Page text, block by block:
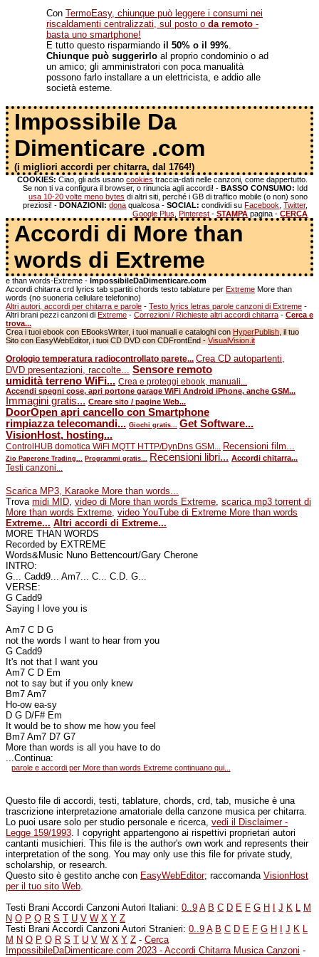
Con TermoEasy, chiunque può leggere i consumi nei
riscaldamenti centralizzati, sul posto o da remoto -
basta uno smartphone!
E tutto questo risparmiando il 50% o il 99%.
Chiunque può suggerirlo al proprio condominio o ad
un amico; gli amministratori con poca manualità
possono farlo installare a un elettricista, e addio alle
società esterne.
Impossibile Da
Dimenticare .com
(i migliori accordi per chitarra, dal 1764!)
COOKIES: Ciao, gli ads usanocookies traccia-dati nelle canzoni, come dappertutto.
Se non ti va configura il browser, o rinuncia agli accordi! -BASSO CONSUMO: Idd
usa 10-20 volte meno bytes di altri siti, perché i GB di traffico mobile (o non) sono
preziosi! -DONAZIONI: dona qualcosa -SOCIAL: condividi suFacebook ,Twitter,
Google Plus ,Pinterest -STAMPA pagina -CERCA
Accordi di More than
words di Extreme
e than words-Extreme - ImpossibileDaDimenticare.com
Accordi chitarra crd lyrics tab spartiti chords testo tablature per Extreme More than
words (no suoneria cellulare telefonino)
Altri autori, accordi per chitarra e parole - Testo lyrics letras parole canzoni di Extreme -
Altri brani pezzi canzoni di Extreme - Correzioni / Richieste altri accordi chitarra - Cerca e
trova...
Crea i tuoi ebook con EBooksWriter, i tuoi manuali e cataloghi con HyperPublish , il tuo
Sito con EasyWebEditor, i tuoi CD DVD con CDFrontEnd - VisualVision.it
Orologio temperatura radiocontrollato parete... Crea CD autopartenti,
DVD presentazioni, raccolte... Sensore remoto
umidità terreno WiFi... Crea e proteggi ebook, manuali...
Accendi spegni cose, apri portone garage WiFi Android iPhone, anche GSM...
Immagini gratis... Creare sito / pagine Web...
DoorOpen apri cancello con Smartphone
rimpiazza telecomandi... Giochi gratis... Get Software...
VisionHost, hosting...
ControlHUB domotica WiFi MQTT HTTP/DynDns GSM... Recensioni film...
Zio Paperone Trading... Programmi gratis... Recensioni libri... Accordi chitarra...
Testi canzoni...
Scarica MP3, Karaoke More than words...
Trova midi MID, video di More than words Extreme, scarica mp3 torrent di
More than words Extreme, video YouTube di Extreme More than words
Extreme... Altri accordi di Extreme...
MORE THAN WORDS
Recorded by EXTREME
Words&Music Nuno Bettencourt/Gary Cherone
INTRO:
G... Cadd9... Am7... C... C.D. G...
VERSE:
G Cadd9
Saying I love you is
Am7 C D G
not the words I want to hear from you
G Cadd9
It's not that I want you
Am7 C D Em
not to say but if you only knew
Bm7 Am7
Ho-ow ea-sy
D G D/F# Em
It would be to show me how you feel
Bm7 Am7 D7 G7
More than words is all you have to do
...Continua:
parole e accordi per More than words Extreme continuano qui...
Questo file di accordi, testi, tablature, chords, crd, tab, musiche è una
trascrizione interpretazione amatoriale della canzone musica per chitarra.
Lo puoi usare solo per studio personale e ricerca, vedi il Disclaimer -
Legge 159/1993. I copyright appartengono ai rispettivi proprietari autori
cantanti musichieri. This file is the author's own work and represents their
interpretation of the song. You may only use this file for private study,
scholarship, or research.
Questo sito è gestito anche con EasyWebEditor; raccomanda VisionHost
per il tuo sito Web.
Testi Brani Accordi Canzoni Autori Italiani: 0..9 A B C D E F G H J K L M
N O P Q R S T U V W X Y Z
Testi Brani Accordi Canzoni Autori Stranieri: 0..9 A B C D E F G H J K L
M N O P Q R S T U V W X Y Z - Cerca
ImpossibileDaDimenticare.com 2023 - Accordi Chitarra Musica Canzoni -